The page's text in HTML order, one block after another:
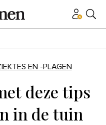
EN -PLAGEN
deze tips
in de tuin